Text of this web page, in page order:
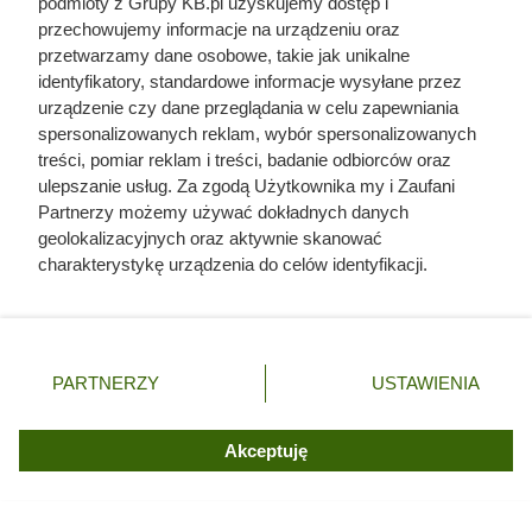
Doprowadził do śmierci większej
liczby ludzi niż Hitler i Stalin
razem wzięci. Mimo to czczą go
przechowujemy informacje na urządzeniu oraz
przetwarzamy dane osobowe, takie jak unikalne
identyfikatory, standardowe informacje wysyłane przez
urządzenie czy dane przeglądania w celu zapewniania
spersonalizowanych reklam, wybór spersonalizowanych
treści, pomiar reklam i treści, badanie odbiorców oraz
ulepszanie usług. Za zgodą Użytkownika my i Zaufani
Partnerzy możemy używać dokładnych danych
geolokalizacyjnych oraz aktywnie skanować
charakterystykę urządzenia do celów identyfikacji.
zmienić/wycofać klikając przycisk ustawień prywatności
znajdujący się w lewym dolnym rogu strony. Niektóre
użytkownika, ale masz prawo sprzeciwić się takiemu
przetwarzaniu. Preferencje będą miały zastosowania tylko
PARTNERZY USTAWIENIA
Akceptuję